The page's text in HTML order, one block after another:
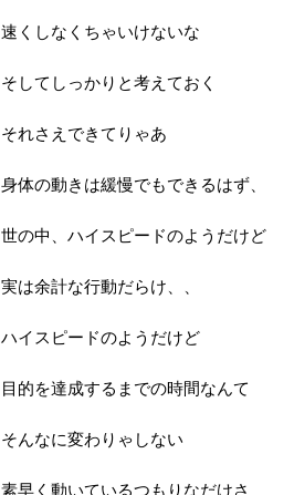
速くしなくちゃいけないな
そしてしっかりと考えておく
それさえできてりゃあ
身体の動きは緩慢でもできるはず、
世の中、ハイスピードのようだけど
実は余計な行動だらけ、、
ハイスピードのようだけど
目的を達成するまでの時間なんて
そんなに変わりゃしない
素早く動いているつもりなだけさ